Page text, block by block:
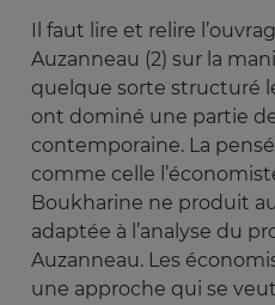
Il faut lire et relire
Auzanneau (2) sur la
quelque sorte structuré
ont dominé une partie de
contemporaine. La
comme celle
Boukharine ne produit
adaptée à l’analyse du
Auzanneau. Les
une approche qui se